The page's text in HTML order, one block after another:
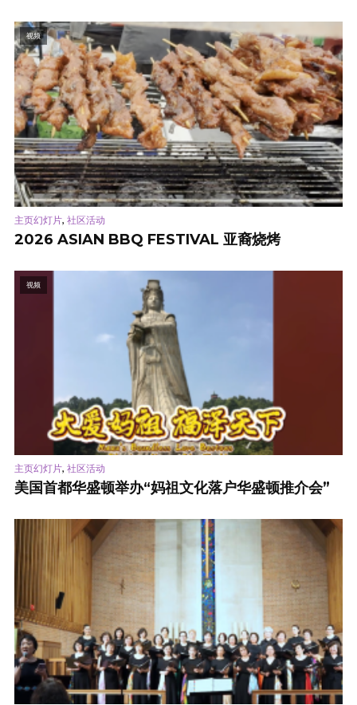
视频
主页幻灯片, 社区活动
2026 ASIAN BBQ FESTIVAL 亚裔烧烤
视频
主页幻灯片, 社区活动
美国首都华盛顿举办“妈祖文化落户华盛顿推介会”